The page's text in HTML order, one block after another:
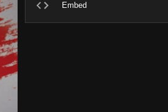
Embed